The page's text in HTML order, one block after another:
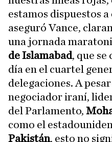
estamos dispuestos
aseguró Vance,
una jornada
de Islamabad, que
día en el cuartel
delegaciones. A
negociador iraní,
del Parlamento,
como el
Pakistán, esto no